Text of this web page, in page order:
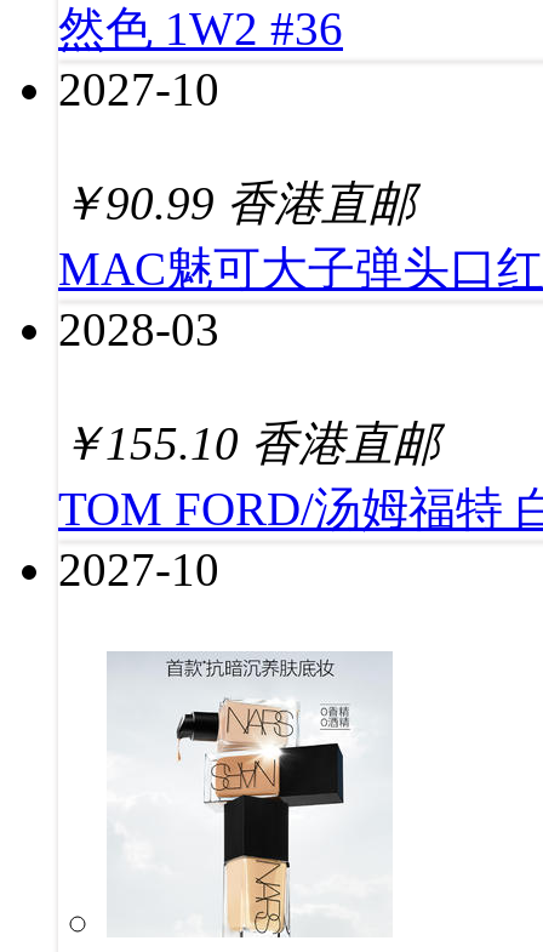
然色 1W2 #36
2027-10
￥90.99 香港直邮
MAC魅可大子弹头口
2028-03
￥155.10 香港直邮
TOM FORD/汤姆福特
2027-10